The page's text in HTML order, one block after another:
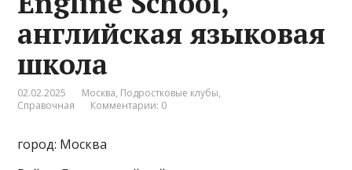
английская языковая
школа
02.02.2025 Москва, Подростковые клубы,
Справочная
Комментарии: 0
город: Москва